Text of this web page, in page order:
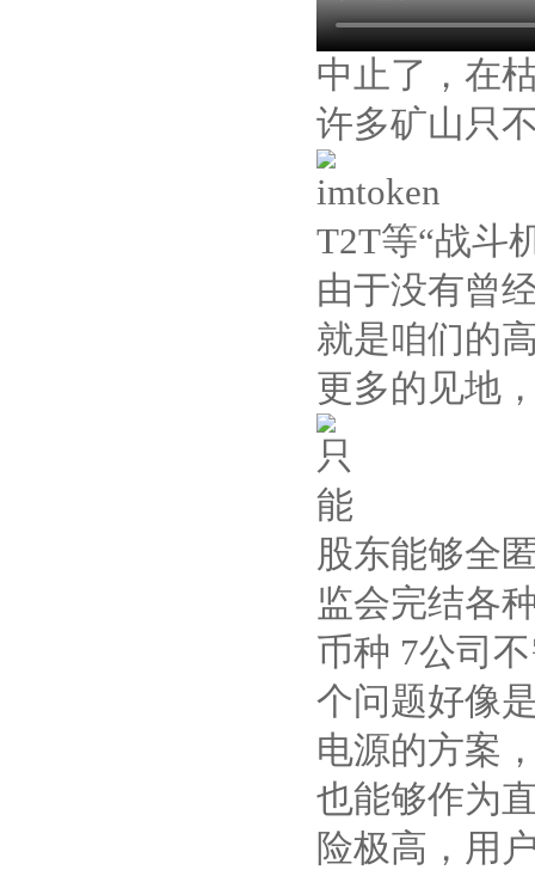
中止了，在
许多矿山只
T2T等“战斗
由于没有曾
就是咱们的
更多的见地
股东能够全
监会完结各
币种 7公司
个问题好像
电源的方案
也能够作为
险极高，用